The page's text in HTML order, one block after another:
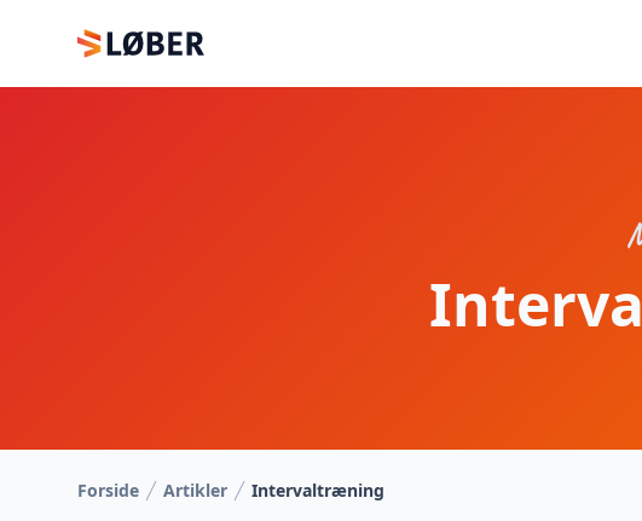
Forside Artikler Intervaltræning